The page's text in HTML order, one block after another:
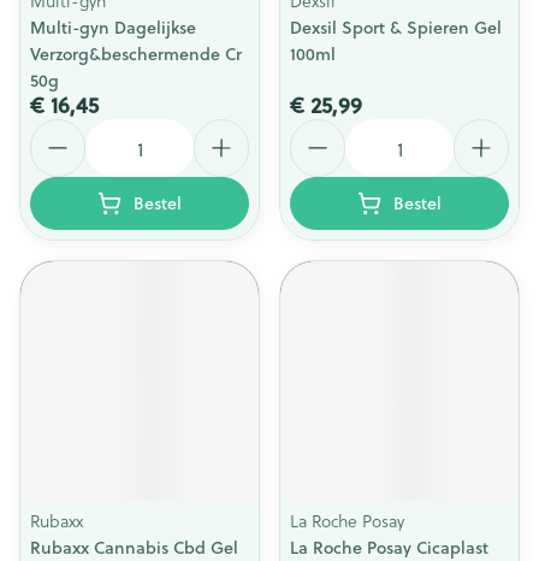
Multi-gyn Dagelijkse
Verzorg&beschermende Cr
50g
€ 16,45
Bestel
Dexsil Sport & Spieren Gel
100ml
€ 25,99
Bestel
Rubaxx
Rubaxx Cannabis Cbd Gel
La Roche Posay
La Roche Posay Cicaplast